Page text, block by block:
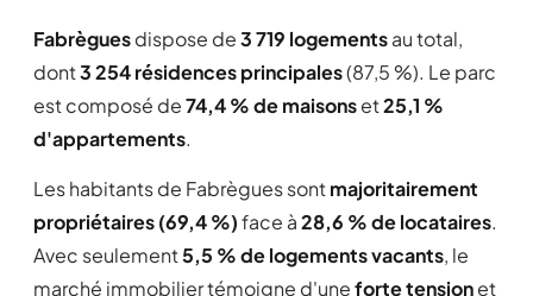
Fabrèguesdispose de3 719 logementsau total,
dont3 254 résidences principales(87,5 %). Le parc
est composé de74,4 % de maisonset25,1 %
d'appartements.
Les habitants de Fabrègues sontmajoritairement
propriétaires (69,4 %)face à28,6 % de locataires.
Avec seulement5,5 % de logements vacants, le
marché immobilier témoigne d'uneforte tensionet